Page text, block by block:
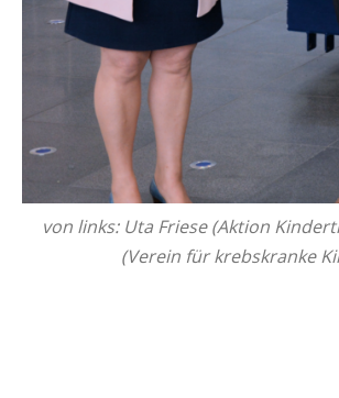
von links: Uta Frie­se (Ak­ti­on
(Ver­ein für krebs­kran­ke